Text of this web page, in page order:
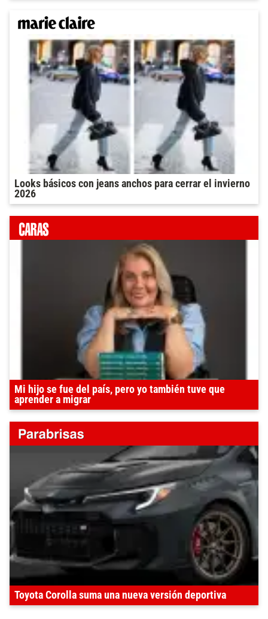
Looks básicos con jeans anchos para cerrar el invierno
2026
Mi hijo se fue del país, pero yo también tuve que
aprender a migrar
Toyota Corolla suma una nueva versión deportiva